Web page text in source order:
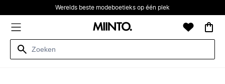
Werelds beste modeboetieks op één plek